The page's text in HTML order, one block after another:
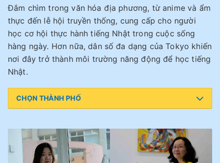
Đắm chìm trong văn hóa địa phương, từ anime và ẩm
thực đến lễ hội truyền thống, cung cấp cho người
học cơ hội thực hành tiếng Nhật trong cuộc sống
hàng ngày. Hơn nữa, dân số đa dạng của Tokyo khiến
nơi đây trở thành môi trường năng động để học tiếng
Nhật.
CHỌN THÀNH PHỐ